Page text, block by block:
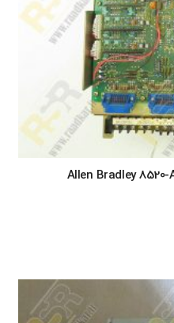
Allen Bradley 8520-